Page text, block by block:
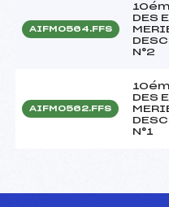
AIFM0564.FFS
DES
N°2
AIFM0562.FFS
DES
N°1